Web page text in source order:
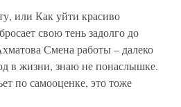
или Как уйти красиво
свою тень задолго до
Смена работы – далеко
в жизни, знаю не понаслышке.
по самооценке, это тоже